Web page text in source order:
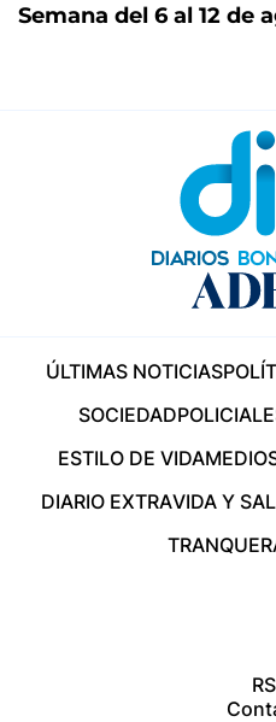
Semana del 6 al 12 de
ÚLTIMAS NOTICIAS
SOCIEDAD
ESTILO DE VIDA
DIARIO EXTRAVIDA Y